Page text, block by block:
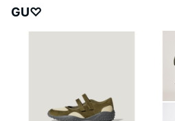
GU♡